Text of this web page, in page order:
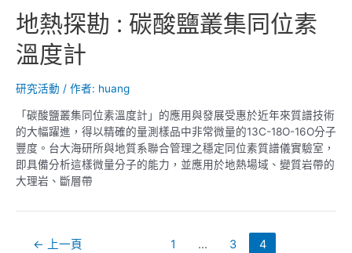
地熱探勘 : 碳酸鹽叢集同位素
溫度計
研究活動 / 作者: huang
「碳酸鹽叢集同位素溫度計」的應用與發展受惠於近年來質譜技術
的大幅躍進，得以精確的量測樣品中非常微量的13C-18O-16O分子
豐度。台大海研所與地質系聯合管理之穩定同位素質譜儀實驗室，
即具備分析這樣微量分子的能力，並應用於地熱場域、變質岩帶的
大理岩、斷層帶
← 上一頁 1 ... 3 4